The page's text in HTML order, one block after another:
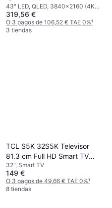
43" LED, QLED, 3840x2160 (4K
Ultra HD), Smart TV
319,56 €
O 3 pagos de 106,52 € TAE 0%¹
3 tiendas
TCL S5K 32S5K Televisor
81.3 cm Full HD Smart TV
Wifi
32", Smart TV
149 €
O 3 pagos de 49,66 € TAE 0%¹
8 tiendas